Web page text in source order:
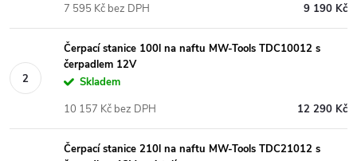
9 190 Kč
7 595 Kč bez DPH
Čerpací stanice 100l na naftu MW-Tools TDC10012 s
čerpadlem 12V
Skladem
12 290 Kč
10 157 Kč bez DPH
Čerpací stanice 210l na naftu MW-Tools TDC21012 s